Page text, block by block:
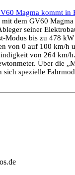
Magma kommt in
mit dem GV60
seiner
Modus bis zu 478
von 0 auf 100 km/h
von 264 km/
Über die
sich spezielle